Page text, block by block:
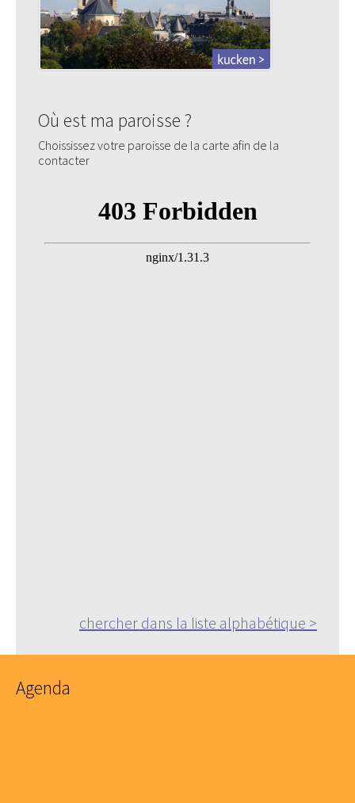
Où est ma paroisse ?
Choississez votre paroisse de la carte afin de la
contacter
chercher dans la liste alphabétique >
Agenda